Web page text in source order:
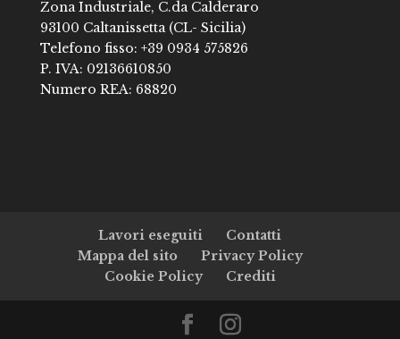
Zona Industriale, C.da Calderaro
93100 Caltanissetta (CL- Sicilia)
Telefono fisso: +39 0934 575826
P. IVA: 02136610850
Numero REA: 68820
Lavori eseguiti
Contatti
Mappa del sito
Privacy Policy
Cookie Policy
Crediti